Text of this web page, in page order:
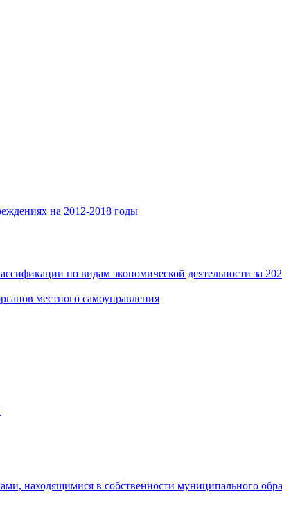
на 2012-2018 годы
по видам экономической деятельности за
местного самоуправления
находящимися в собственности муниципального